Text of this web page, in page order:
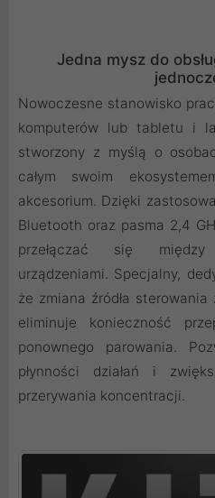
Jedna mysz do
Nowoczesne stanowisko
komputerów lub tabletu i
stworzony z myślą o
całym swoim
akcesorium. Dzięki
Bluetooth oraz pasma 2,4
przełączać się
urządzeniami. Specjalny,
że zmiana źródła
eliminuje konieczność
ponownego parowania.
płynności działań i
przerywania koncentracji.